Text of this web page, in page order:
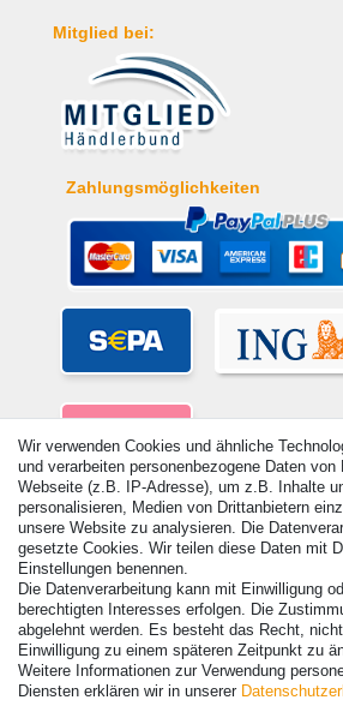
Mitglied bei:
Zahlungsmöglichkeiten
© Copyright 2026 | Alle Rechte vorbehalten. - Alle Rechte
Preisangaben inkl. gesetzl. 19% MwSt. | Grundpreise
Lieferungen nach Deutschland!
Vertrag widerrufen Kontakt
Wir verwenden Cookies und ähnliche
und verarbeiten personenbezogene Daten
Webseite (z.B. IP-Adresse), um z.B. Inhalte
personalisieren, Medien von Drittanbietern
unsere Website zu analysieren. Die
gesetzte Cookies. Wir teilen diese Daten mit
Einstellungen benennen.
Die Datenverarbeitung kann mit Einwilligung
berechtigten Interesses erfolgen. Die
abgelehnt werden. Es besteht das Recht,
Einwilligung zu einem späteren Zeitpunkt zu
Weitere Informationen zur Verwendung
Diensten erklären wir in unserer